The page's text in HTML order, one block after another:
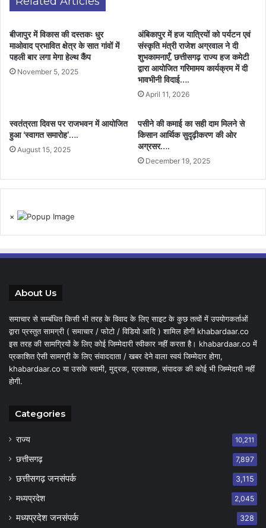
बीजापुर में विकास की दस्तकः धुर
माओवाद प्रभावित क्षेत्र के सात गांवों में
पहली बार लगा मेगा हेल्थ कैंप
November 5, 2025
अंबिकापुर में हज यात्रियों को पर्यटन एवं
संस्कृति मंत्री राजेश अग्रवाल ने दी
शुभकामनाएँ, छत्तीसगढ़ राज्य हज कमेटी
द्वारा आयोजित गरिमामय कार्यक्रम में दी
भावभीनी विदाई….
April 11, 2026
स्वतंत्रता दिवस पर राजभवन में आयोजित
हुआ ‘स्वागत समारोह’….
August 15, 2025
पसीने की कमाई का सही दाम मिलने से
किसान आर्थिक सुदृढ़ीकरण की ओर
अग्रसर….
December 19, 2025
×
About Us
समाचार से सम्बंधित किसी भी तरह के विवाद के लिए साइट के कुछ तत्वों में उपयोगकर्ताओं
द्वारा प्रस्तुत सामग्री ( समाचार / फोटो / विडियो आदि ) शामिल होगी khabardaar.co
इस तरह की सामग्रियों के लिए कोई जिम्मेदारी स्वीकार नहीं करता है। khabardaar.co में
प्रकाशित ऐसी सामग्री के लिए संवाददाता / खबर देने वाला स्वयं जिम्मेदार होगा,
khabardaar.co या उसके स्वामी, मुद्रक, प्रकाशक, संपादक की कोई भी जिम्मेदारी नहीं
होगी.
Categories
राज्य 10,211
छत्तीसगढ़ 7,897
छत्तीसगढ़ जनसंपर्क 3,115
मध्यप्रदेश 2,045
मध्यप्रदेश जनसंपर्क 328